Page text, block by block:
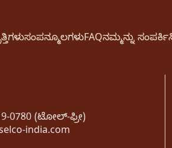
ಸಂಪನ್ಮೂಲಗಳುFAQನಮ್ಮನ್ನು
0780 (ಟೋಲ್-ಫ್ರೀ)
india.com